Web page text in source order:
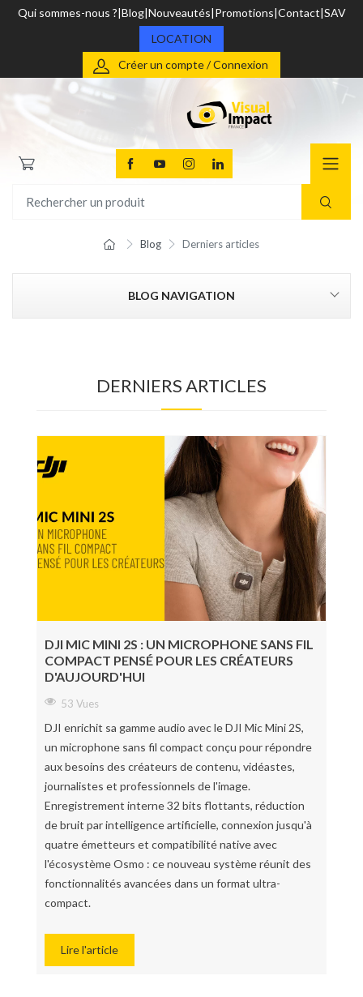
Qui sommes-nous ? Blog Nouveautés Promotions Contact SAV
LOCATION
Créer un compte / Connexion
Blog Derniers articles
Régie, Post-prod & Diffusion
Audio
Consommable
Nouveautés
BLOG NAVIGATION
DERNIERS ARTICLES
DJI MIC MINI 2S : UN MICROPHONE SANS FIL
COMPACT PENSÉ POUR LES CRÉATEURS
D'AUJOURD'HUI
53 Vues
DJI enrichit sa gamme audio avec le DJI Mic Mini 2S,
un microphone sans fil compact conçu pour répondre
aux besoins des créateurs de contenu, vidéastes,
journalistes et professionnels de l'image.
Enregistrement interne 32 bits flottants, réduction
de bruit par intelligence artificielle, connexion jusqu'à
quatre émetteurs et compatibilité native avec
l'écosystème Osmo : ce nouveau système réunit des
fonctionnalités avancées dans un format ultra-
compact.
Lire l'article